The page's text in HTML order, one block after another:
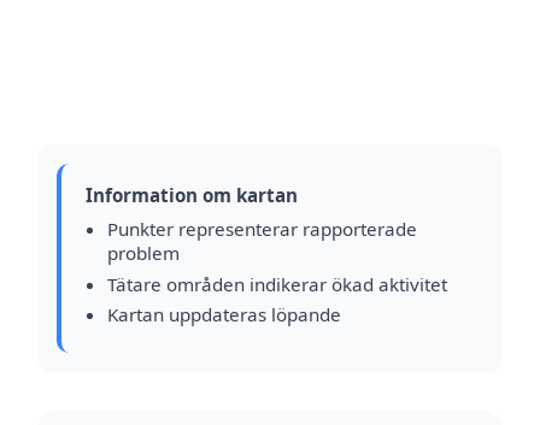
Information om kartan
Punkter representerar rapporterade
problem
Tätare områden indikerar ökad aktivitet
Kartan uppdateras löpande